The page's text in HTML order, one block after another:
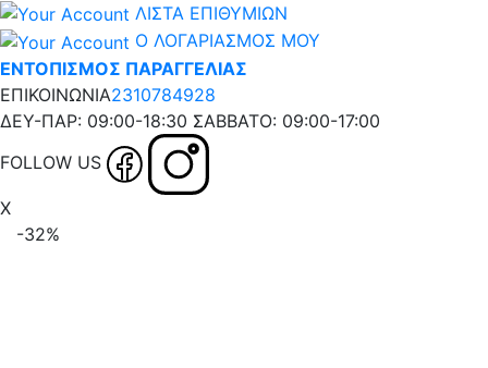
ΛΙΣΤΑ ΕΠΙΘΥΜΙΩΝ
Ο ΛΟΓΑΡΙΑΣΜΟΣ ΜΟΥ
ΕΝΤΟΠΙΣΜΟΣ ΠΑΡΑΓΓΕΛΙΑΣ
ΕΠΙΚΟΙΝΩΝΙΑ2310784928
ΔΕΥ-ΠΑΡ: 09:00-18:30 ΣΑΒΒΑΤΟ: 09:00-17:00
FOLLOW US
X
-32%